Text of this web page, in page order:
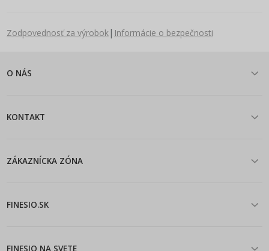
Zodpovednosť za výrobok| Informácie o bezpečnosti
O NÁS
KONTAKT
ZÁKAZNÍCKA ZÓNA
FINESIO.SK
FINESIO NA SVETE